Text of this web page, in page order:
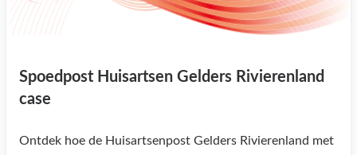
Spoedpost Huisartsen Gelders Rivierenland
case
Ontdek hoe de Huisartsenpost Gelders Rivierenland met